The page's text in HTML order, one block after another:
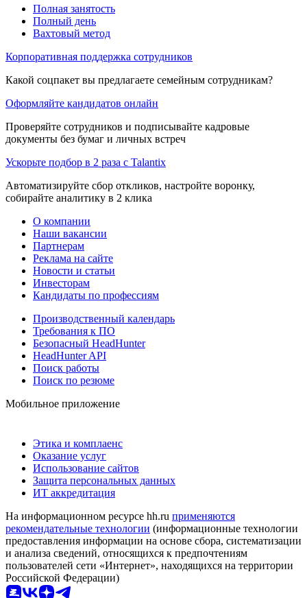
Полная занятость
Полный день
Вахтовый метод
Корпоративная поддержка сотрудников
Какой соцпакет вы предлагаете семейным сотрудникам?
Оформляйте кандидатов онлайн
Проверяйте сотрудников и подписывайте кадровые
документы без бумаг и личных встреч
Ускорьте подбор в 2 раза с Talantix
Автоматизируйте сбор откликов, настройте воронку,
собирайте аналитику в 2 клика
О компании
Наши вакансии
Партнерам
Реклама на сайте
Новости и статьи
Инвесторам
Кандидаты по профессиям
Производственный календарь
Требования к ПО
Безопасный HeadHunter
HeadHunter API
Поиск работы
Поиск по резюме
Мобильное приложение
Этика и комплаенс
Оказание услуг
Использование сайтов
Защита персональных данных
ИТ аккредитация
На информационном ресурсе hh.ru применяются
рекомендательные технологии (информационные технологии
предоставления информации на основе сбора, систематизации
и анализа сведений, относящихся к предпочтениям
пользователей сети «Интернет», находящихся на территории
Российской Федерации)